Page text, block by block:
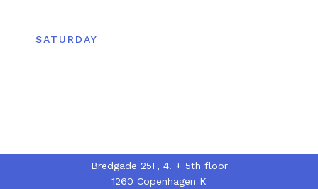
SATURDAY
Bredgade 25F, 4. + 5th floor
1260 Copenhagen K